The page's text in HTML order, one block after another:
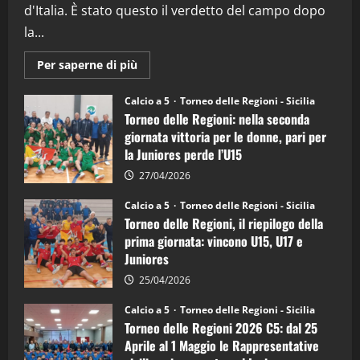
d'Italia. È stato questo il verdetto del campo dopo
la...
Per saperne di più
informazioni
Torneo
delle
Regioni
di
calcio
a
5:
la
Juniores
è
vicecampione
d’Italia
Calcio a 5 Torneo delle Regioni - Sicilia
Torneo delle Regioni: nella seconda
giornata vittoria per le donne, pari per
la Juniores perde l’U15
27/04/2026
Calcio a 5 Torneo delle Regioni - Sicilia
Torneo delle Regioni, il riepilogo della
prima giornata: vincono U15, U17 e
Juniores
25/04/2026
Calcio a 5 Torneo delle Regioni - Sicilia
Torneo delle Regioni 2026 C5: dal 25
Aprile al 1 Maggio le Rappresentative